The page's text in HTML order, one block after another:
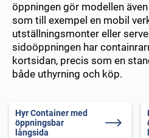
öppningen gör modellen
som till exempel en mobil
utställningsmonter eller
sidoöppningen har
kortsidan, precis som en
både uthyrning och köp.
Hyr Container med
öppningsbar
långsida